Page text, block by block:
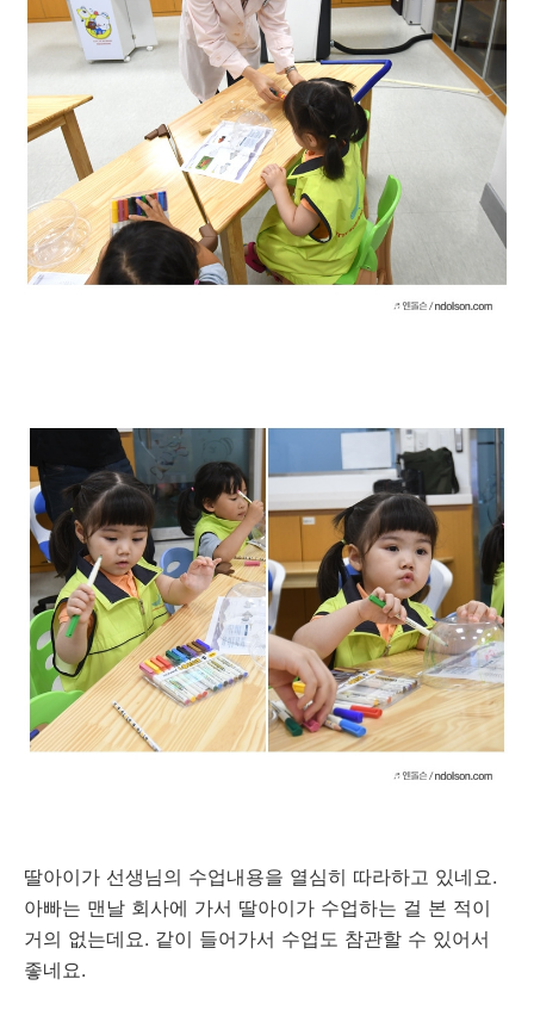
딸아이가 선생님의 수업내용을 열심히 따라하고 있네요.
아빠는 맨날 회사에 가서 딸아이가 수업하는 걸 본 적이
거의 없는데요. 같이 들어가서 수업도 참관할 수 있어서
좋네요.